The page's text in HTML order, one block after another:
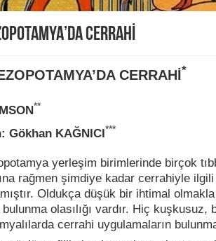
CERRAHİ
CERRAHİ*
**
Gökhan KAĞNICI***
yerleşim birimlerinde birçok
rağmen şimdiye kadar cerrahiyle
Oldukça düşük bir ihtimal
olasılığı vardır. Hiç
cerrahi uygulamaların